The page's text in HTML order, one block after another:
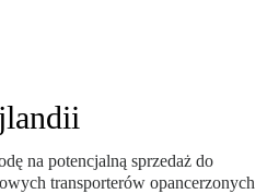
na potencjalną sprzedaż do
transporterów opancerzonych